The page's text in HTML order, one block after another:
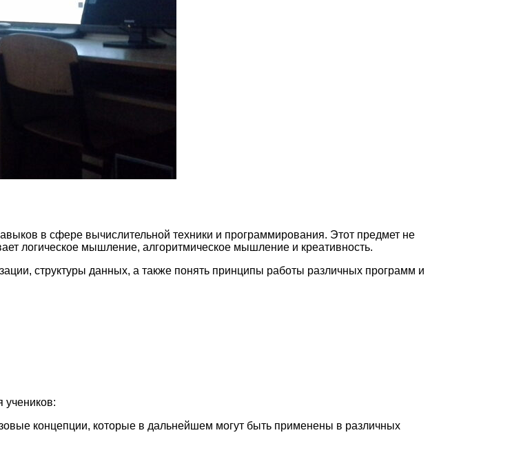
в сфере вычислительной техники и программирования. Этот предмет не
логическое мышление, алгоритмическое мышление и креативность.
структуры данных, а также понять принципы работы различных программ и
учеников:
концепции, которые в дальнейшем могут быть применены в различных